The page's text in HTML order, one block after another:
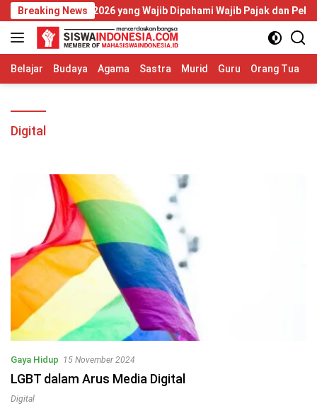
Langsung
ke
konten
Breaking News
20 Tahun 2026 yang Wajib Dipahami Wajib Pajak dan Pelaku
Belajar Budaya Agama Sastra Murid Guru Orang Tua
Digital
Gaya Hidup 15 November 2024
LGBT dalam Arus Media Digital
Digital